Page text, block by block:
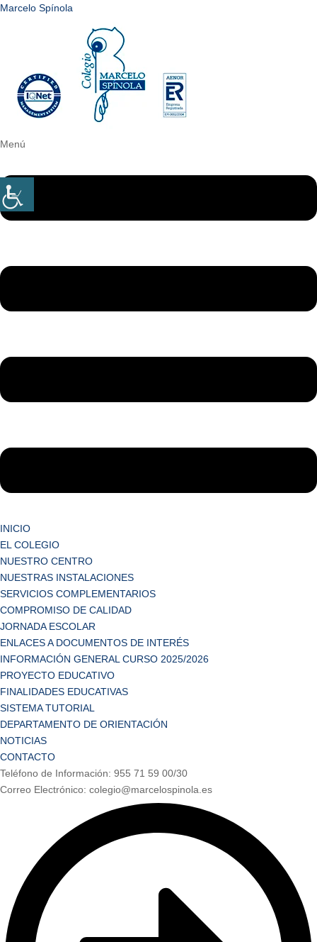
Marcelo Spínola
Menú
INICIO
EL COLEGIO
NUESTRO CENTRO
NUESTRAS INSTALACIONES
SERVICIOS COMPLEMENTARIOS
COMPROMISO DE CALIDAD
JORNADA ESCOLAR
ENLACES A DOCUMENTOS DE INTERÉS
INFORMACIÓN GENERAL CURSO 2025/2026
PROYECTO EDUCATIVO
FINALIDADES EDUCATIVAS
SISTEMA TUTORIAL
DEPARTAMENTO DE ORIENTACIÓN
NOTICIAS
CONTACTO
Teléfono de Información: 955 71 59 00/30
Correo Electrónico: colegio@marcelospinola.es